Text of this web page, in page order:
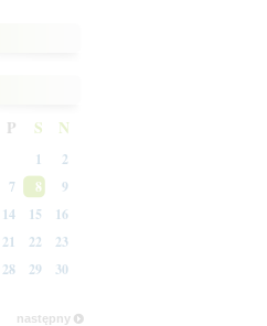
P S N
1 2
7 8 9
14 15 16
21 22 23
28 29 30
następny